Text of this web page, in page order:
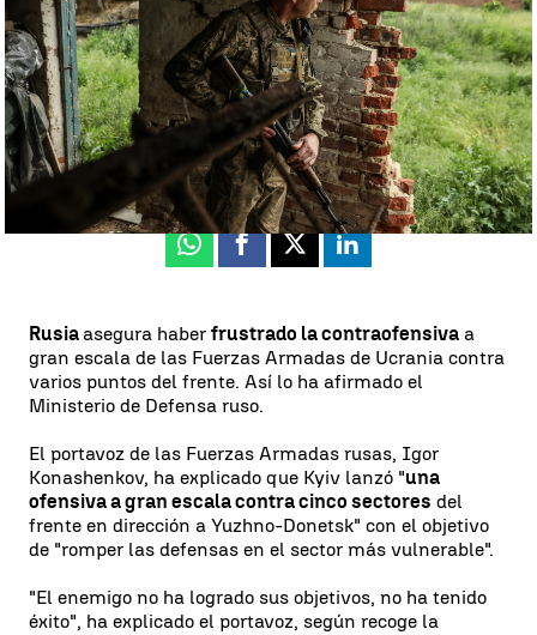
Neila Gallego
Publicado:05 de junio de 2023, 09:19
Whatsapp
Facebook
X Linkedin
Rusia asegura haber frustrado la contraofensiva a
gran escala de las Fuerzas Armadas de Ucrania contra
varios puntos del frente. Así lo ha afirmado el
Ministerio de Defensa ruso.
El portavoz de las Fuerzas Armadas rusas, Igor
Konashenkov, ha explicado que Kyiv lanzó "una
ofensiva a gran escala contra cinco sectores del
frente en dirección a Yuzhno-Donetsk" con el objetivo
de "romper las defensas en el sector más vulnerable".
"El enemigo no ha logrado sus objetivos, no ha tenido
éxito", ha explicado el portavoz, según recoge la